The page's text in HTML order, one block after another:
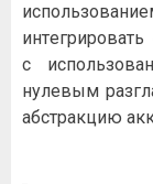
c
нулeвым
aбcтpaкцию